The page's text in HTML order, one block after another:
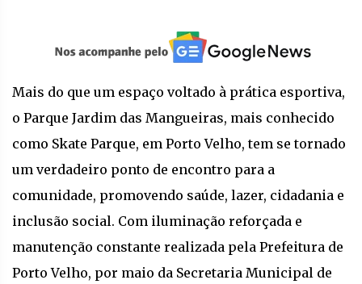
Mais do que um espaço voltado à prática esportiva,
o Parque Jardim das Mangueiras, mais conhecido
como Skate Parque, em Porto Velho, tem se tornado
um verdadeiro ponto de encontro para a
comunidade, promovendo saúde, lazer, cidadania e
inclusão social. Com iluminação reforçada e
manutenção constante realizada pela Prefeitura de
Porto Velho, por maio da Secretaria Municipal de